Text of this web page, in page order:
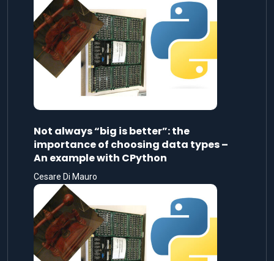
Not always “big is better”: the
importance of choosing data types –
An example with CPython
Cesare Di Mauro